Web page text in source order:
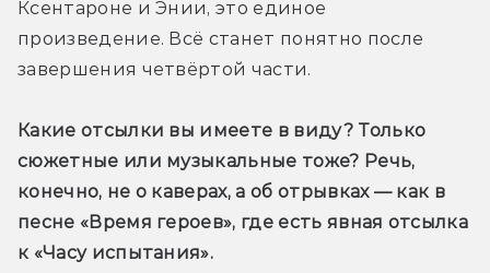
Ксентароне и Энии, это единое
произведение. Всё станет понятно после
завершения четвёртой части.
Какие отсылки вы имеете в виду? Только
сюжетные или музыкальные тоже? Речь,
конечно, не о каверах, а об отрывках — как в
песне «Время героев», где есть явная отсылка
к «Часу испытания».